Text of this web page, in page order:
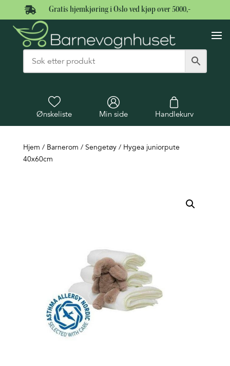
 Gratis hjemkjøring i Oslo ved kjøp over 5000,-
Ønskeliste Min side Handlekurv
Hjem / Barnerom / Sengetøy/ Hygea juniorpute
40x60cm